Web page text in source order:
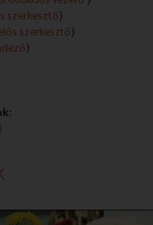
szerkesztő)
szerkesztő)
)